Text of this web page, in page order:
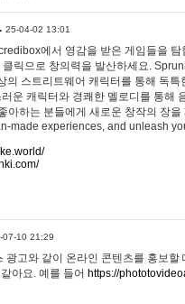
25-04-02 13:01
에서 영감을 받은 게임들을
클릭으로 창의력을 발산하세요.
의 스트리트웨어 캐릭터를 통해 독
운 캐릭터와 경쾌한 멜로디를 통해
아하는 분들에게 새로운 창작의 장
made experiences, and unleash
07-10 21:29
광고와 같이 온라인 콘텐츠를 홍보
아요. 예를 들어 https://